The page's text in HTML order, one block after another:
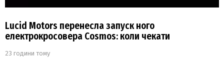
Lucid Motors перенесла запуск ного
електрокросовера Cosmos: коли чекати
23 години тому